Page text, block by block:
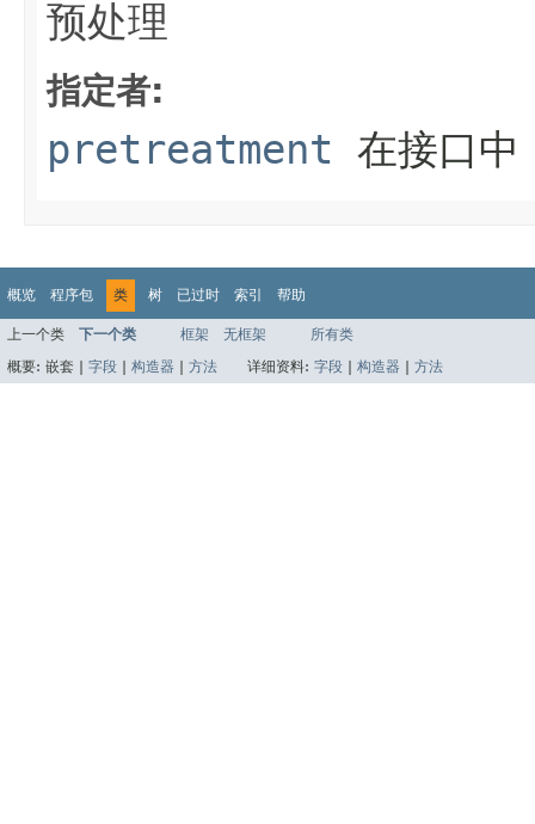
预处理
指定者:
pretreatment 在接口
概览 程序包 类 树 已过时 索引 帮助
上一个类 下一个类 框架 无框架
所有类
概要: 嵌套 | 字段 构造器 方法 详细资料: 字段 构造器 方法